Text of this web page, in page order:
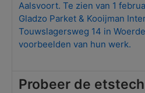
Aalsvoort. Te zien van 1
Gladzo Parket & Kooijman
Touwslagersweg 14 in
voorbeelden van hun werk.
Probeer de